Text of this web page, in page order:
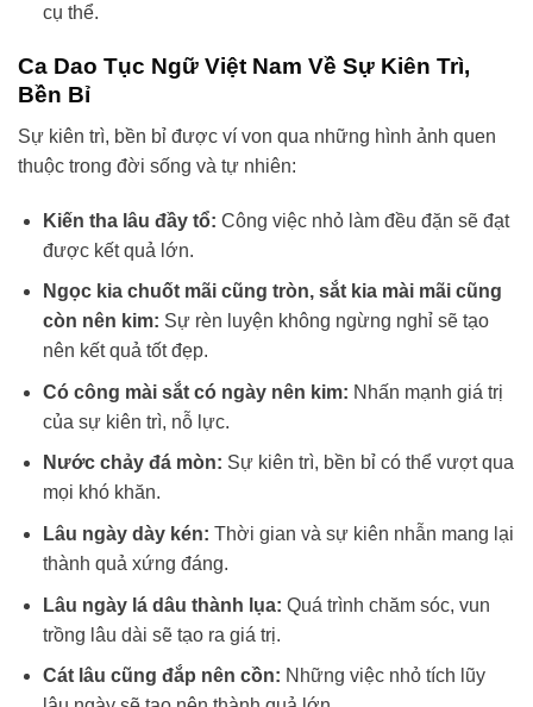
cụ thể.
Ca Dao Tục Ngữ Việt Nam Về Sự Kiên Trì,
Bền Bỉ
Sự kiên trì, bền bỉ được ví von qua những hình ảnh quen
thuộc trong đời sống và tự nhiên:
Kiến tha lâu đầy tổ: Công việc nhỏ làm đều đặn sẽ đạt
được kết quả lớn.
Ngọc kia chuốt mãi cũng tròn, sắt kia mài mãi cũng
còn nên kim: Sự rèn luyện không ngừng nghỉ sẽ tạo
nên kết quả tốt đẹp.
Có công mài sắt có ngày nên kim: Nhấn mạnh giá trị
của sự kiên trì, nỗ lực.
Nước chảy đá mòn: Sự kiên trì, bền bỉ có thể vượt qua
mọi khó khăn.
Lâu ngày dày kén: Thời gian và sự kiên nhẫn mang lại
thành quả xứng đáng.
Lâu ngày lá dâu thành lụa: Quá trình chăm sóc, vun
trồng lâu dài sẽ tạo ra giá trị.
Cát lâu cũng đắp nên cồn: Những việc nhỏ tích lũy